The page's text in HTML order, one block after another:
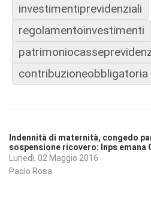
investimentiprevidenziali
regolamentoinvestimenti
contribuzioneobbligatoria
Indennità di maternità, congedo
sospensione ricovero: Inps emana
Lunedì, 02 Maggio 2016
Paolo Rosa